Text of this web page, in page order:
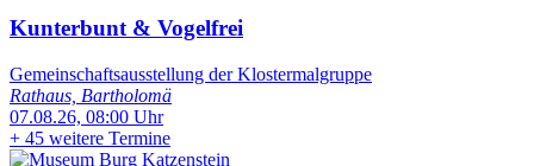
Kunterbunt & Vogelfrei
Gemeinschaftsausstellung der Klostermalgruppe
Rathaus, Bartholomä
07.08.26, 08:00 Uhr
+ 45 weitere Termine